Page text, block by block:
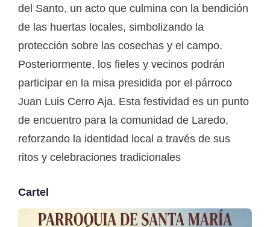
del Santo, un acto que culmina con la bendición
de las huertas locales, simbolizando la
protección sobre las cosechas y el campo.
Posteriormente, los fieles y vecinos podrán
participar en la misa presidida por el párroco
Juan Luis Cerro Aja. Esta festividad es un punto
de encuentro para la comunidad de Laredo,
reforzando la identidad local a través de sus
ritos y celebraciones tradicionales
Cartel